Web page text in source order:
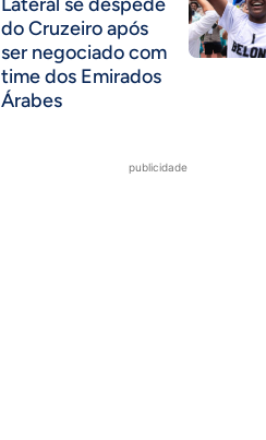
do Cruzeiro após
ser negociado com
time dos Emirados
Árabes
publicidade